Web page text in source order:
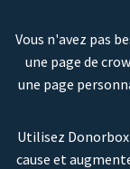
Vous n'avez pas
une page de
une page
Utilisez
cause et